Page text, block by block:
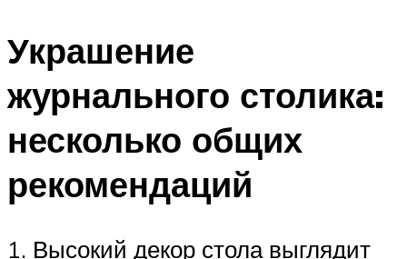
Украшение
журнального столика:
несколько общих
рекомендаций
1. Высокий декор стола выглядит